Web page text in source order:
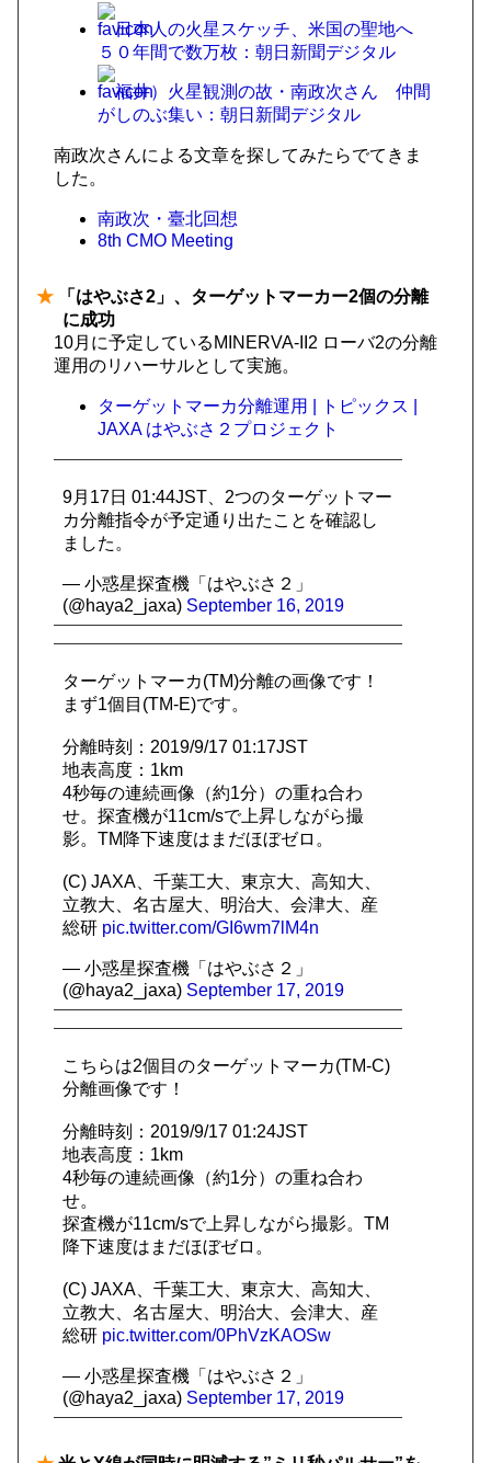
日本人の火星スケッチ、米国の聖地へ
５０年間で数万枚：朝日新聞デジタル
福井）火星観測の故・南政次さん 仲間
がしのぶ集い：朝日新聞デジタル
南政次さんによる文章を探してみたらでてきま
した。
南政次・臺北回想
8th CMO Meeting
★ 「はやぶさ2」、ターゲットマーカー2個の分離
に成功
10月に予定しているMINERVA-II2 ローバ2の分離
運用のリハーサルとして実施。
ターゲットマーカ分離運用 | トピックス |
JAXA はやぶさ２プロジェクト
9月17日 01:44JST、2つのターゲットマー
カ分離指令が予定通り出たことを確認し
ました。
— 小惑星探査機「はやぶさ２」
(@haya2_jaxa) September 16, 2019
ターゲットマーカ(TM)分離の画像です！
まず1個目(TM-E)です。
分離時刻：2019/9/17 01:17JST
地表高度：1km
4秒毎の連続画像（約1分）の重ね合わ
せ。探査機が11cm/sで上昇しながら撮
影。TM降下速度はまだほぼゼロ。
(C) JAXA、千葉工大、東京大、高知大、
立教大、名古屋大、明治大、会津大、産
総研 pic.twitter.com/GI6wm7lM4n
— 小惑星探査機「はやぶさ２」
(@haya2_jaxa) September 17, 2019
こちらは2個目のターゲットマーカ(TM-C)
分離画像です！
分離時刻：2019/9/17 01:24JST
地表高度：1km
4秒毎の連続画像（約1分）の重ね合わ
せ。
探査機が11cm/sで上昇しながら撮影。TM
降下速度はまだほぼゼロ。
(C) JAXA、千葉工大、東京大、高知大、
立教大、名古屋大、明治大、会津大、産
総研 pic.twitter.com/0PhVzKAOSw
— 小惑星探査機「はやぶさ２」
(@haya2_jaxa) September 17, 2019